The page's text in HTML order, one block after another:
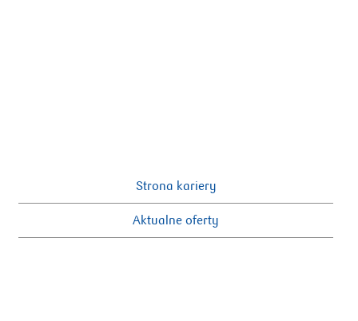
Strona kariery
Aktualne oferty